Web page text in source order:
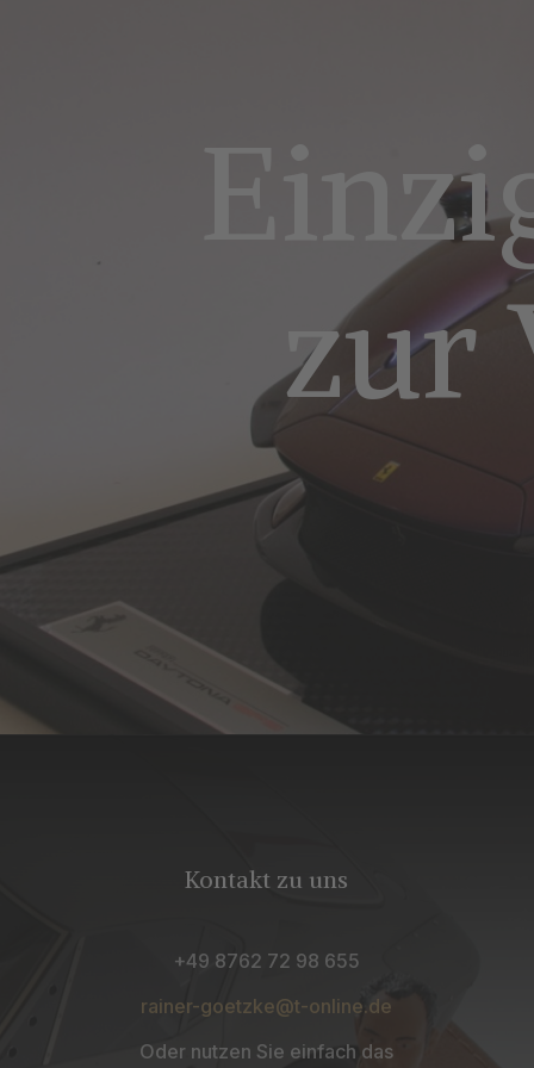
zur
Kontakt zu uns
+49 8762 72 98 655
rainer-goetzke@t-online.de
Oder nutzen Sie einfach das